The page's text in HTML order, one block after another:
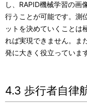
し、RAPID機械学習の画
行うことが可能です。測
ットを決めていくことは
れば実現できません。ま
発に大きく役立っています
4.3 歩行者自律